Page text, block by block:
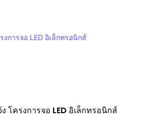
โครงการจอ LED อิเล็กทรอนิกส์